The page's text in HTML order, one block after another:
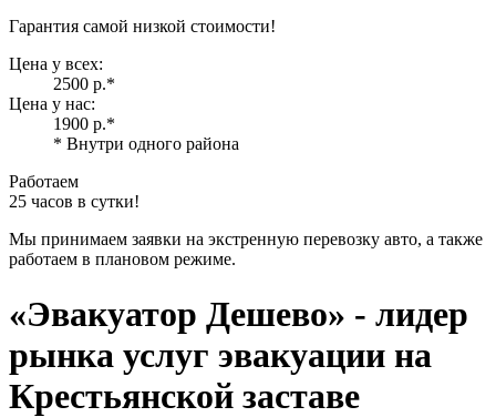
Гарантия самой низкой стоимости!
Цена у всех:
2500 р.*
Цена у нас:
1900 р.*
* Внутри одного района
Работаем
25 часов в сутки!
Мы принимаем заявки на экстренную перевозку авто, а также
работаем в плановом режиме.
«Эвакуатор Дешево» - лидер
рынка услуг эвакуации на
Крестьянской заставе